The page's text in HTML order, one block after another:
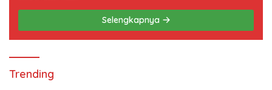
Selengkapnya
Trending